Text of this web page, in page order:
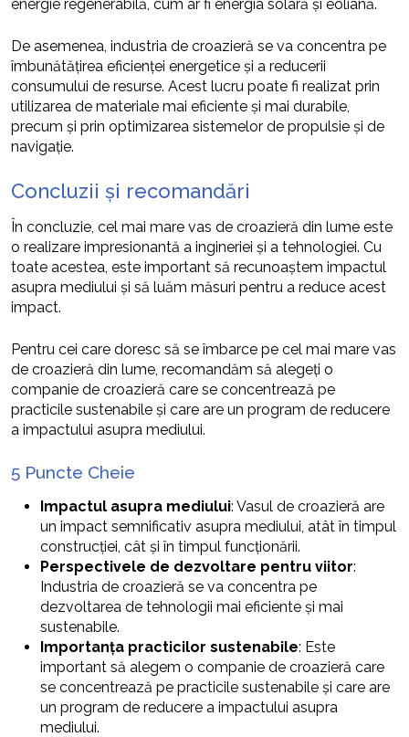
energie regenerabilă, cum ar fi energia solară și eoliană.
De asemenea, industria de croazieră se va concentra pe
îmbunătățirea eficienței energetice și a reducerii
consumului de resurse. Acest lucru poate fi realizat prin
utilizarea de materiale mai eficiente și mai durabile,
precum și prin optimizarea sistemelor de propulsie și de
navigație.
Concluzii și recomandări
În concluzie, cel mai mare vas de croazieră din lume este
o realizare impresionantă a ingineriei și a tehnologiei. Cu
toate acestea, este important să recunoaștem impactul
asupra mediului și să luăm măsuri pentru a reduce acest
impact.
Pentru cei care doresc să se îmbarce pe cel mai mare vas
de croazieră din lume, recomandăm să alegeți o
companie de croazieră care se concentrează pe
practicile sustenabile și care are un program de reducere
a impactului asupra mediului.
5 Puncte Cheie
Impactul asupra mediului: Vasul de croazieră are
un impact semnificativ asupra mediului, atât în timpul
construcției, cât și în timpul funcționării.
Perspectivele de dezvoltare pentru viitor:
Industria de croazieră se va concentra pe
dezvoltarea de tehnologii mai eficiente și mai
sustenabile.
Importanța practicilor sustenabile: Este
important să alegem o companie de croazieră care
se concentrează pe practicile sustenabile și care are
un program de reducere a impactului asupra
mediului.